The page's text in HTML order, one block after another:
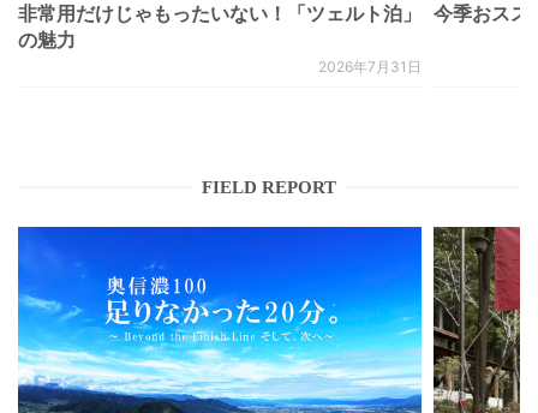
非常用だけじゃもったいない！「ツェルト泊」
の魅力
2026年7月31日
今季おスス
FIELD REPORT